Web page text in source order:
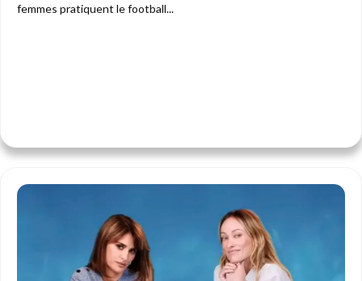
femmes pratiquent le football...